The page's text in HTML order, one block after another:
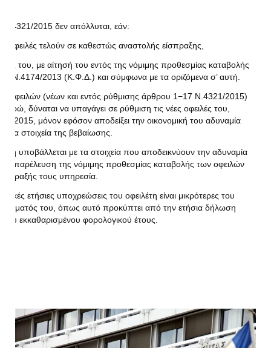
4321/2015 δεν απόλλυται, εάν:
οφειλές τελούν σε καθεστώς αναστολής είσπραξης,
του, με αίτησή του εντός της νόμιμης προθεσμίας καταβολής
Ν.4174/2013 (Κ.Φ.Δ.) και σύμφωνα με τα οριζόμενα σ’ αυτή.
οφειλών (νέων και εντός ρύθμισης άρθρου 1−17 Ν.4321/2015)
δύναται να υπαγάγει σε ρύθμιση τις νέες οφειλές του,
2015, μόνον εφόσον αποδείξει την οικονομική του αδυναμία
στοιχεία της βεβαίωσης.
υποβάλλεται με τα στοιχεία που αποδεικνύουν την αδυναμία
παρέλευση της νόμιμης προθεσμίας καταβολής των οφειλών
τους υπηρεσία.
ετήσιες υποχρεώσεις του οφειλέτη είναι μικρότερες του
του, όπως αυτό προκύπτει από την ετήσια δήλωση
εκκαθαρισμένου φορολογικού έτους.